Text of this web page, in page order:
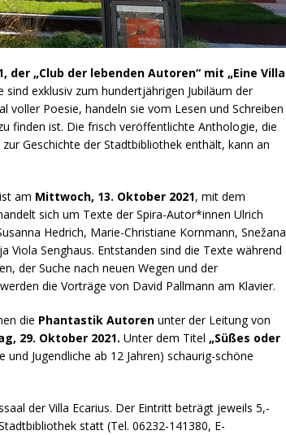
der „Club der lebenden Autoren“ mit „Eine Villa
sind exklusiv zum hundertjährigen Jubiläum der
Poesie, handeln sie vom Lesen und Schreiben
finden ist. Die frisch veröffentlichte Anthologie, die
Geschichte der Stadtbibliothek enthält, kann an
am Mittwoch, 13. Oktober 2021, mit dem
sich um Texte der Spira-Autor*innen Ulrich
Hedrich, Marie-Christiane Kornmann, Snežana
Viola Senghaus. Entstanden sind die Texte während
der Suche nach neuen Wegen und der
die Vorträge von David Pallmann am Klavier.
die Phantastik Autoren unter der Leitung von
29. Oktober 2021. Unter dem Titel „Süßes oder
Jugendliche ab 12 Jahren) schaurig-schöne
der Villa Ecarius. Der Eintritt beträgt jeweils 5,-
statt (Tel. 06232-141380, E-